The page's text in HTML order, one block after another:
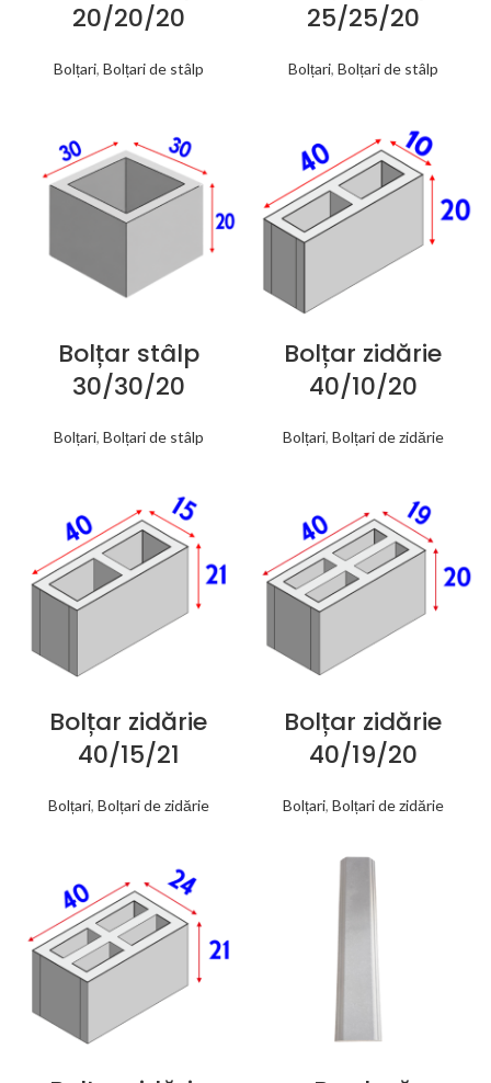
20/20/20
Bolțari, Bolțari de stâlp
25/25/20
Bolțari, Bolțari de stâlp
Bolțar stâlp
30/30/20
Bolțari, Bolțari de stâlp
Bolțar zidărie
40/10/20
Bolțari, Bolțari de zidărie
Bolțar zidărie
40/15/21
Bolțari, Bolțari de zidărie
Bolțar zidărie
40/19/20
Bolțari, Bolțari de zidărie